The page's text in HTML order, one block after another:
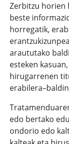
Zerbitzu horien
beste
horregatik,
araututako
esteken
hirugarrenen
edo bertako
ondorio edo